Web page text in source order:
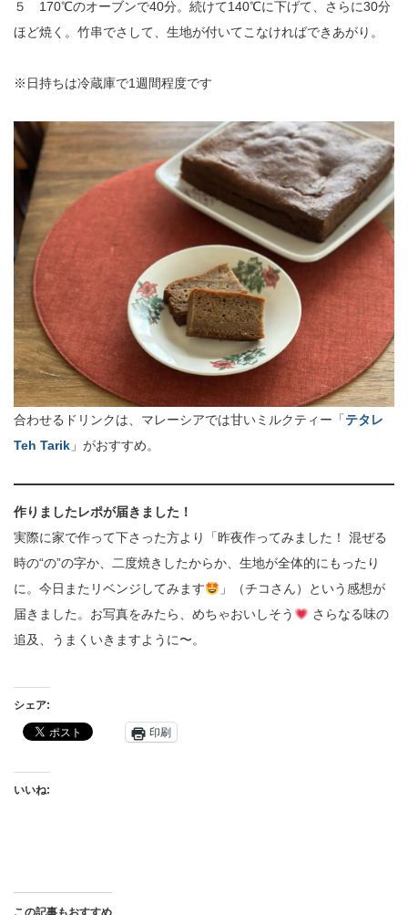
５ 170℃のオーブンで40分。続けて140℃に下げて、さらに30分
ほど焼く。竹串でさして、生地が付いてこなければできあがり。
※日持ちは冷蔵庫で1週間程度です
合わせるドリンクは、マレーシアでは甘いミルクティー「テタレ
Teh Tarik 」がおすすめ。
作りましたレポが届きました！
実際に家で作って下さった方より「昨夜作ってみました！ 混ぜる
時の“の”の字か、二度焼きしたからか、生地が全体的にもったり
に。今日またリベンジしてみます
」（チコさん）という感想が
届きました。お写真をみたら、めちゃおいしそう
さらなる味の
追及、うまくいきますように〜。
シェア:
印刷
いいね: